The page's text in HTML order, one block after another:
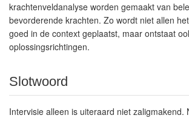
krachtenveldanalyse worden gemaakt van
bevorderende krachten. Zo wordt niet allen
goed in de context geplaatst, maar ontstaat
oplossingsrichtingen.
Slotwoord
Intervisie alleen is uiteraard niet zaligmakend.